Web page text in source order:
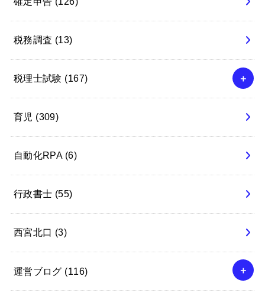
税務調査 (13)
税理士試験 (167)
育児 (309)
自動化RPA (6)
行政書士 (55)
西宮北口 (3)
運営ブログ (116)